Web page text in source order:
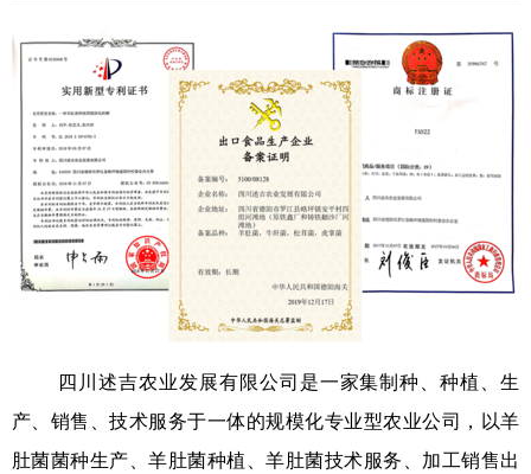
四川述吉农业发展有限公司是一家集制种、种植、生
产、销售、技术服务于一体的规模化专业型农业公司，以羊
肚菌菌种生产、羊肚菌种植、羊肚菌技术服务、加工销售出